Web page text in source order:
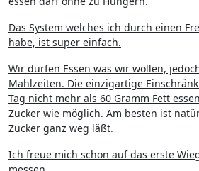
Das System welches ich durch einen
habe, ist super einfach.
Wir dürfen Essen was wir wollen,
Mahlzeiten. Die einzigartige
Tag nicht mehr als 60 Gramm Fett
Zucker wie möglich. Am besten ist
Zucker ganz weg läßt.
Ich freue mich schon auf das erste